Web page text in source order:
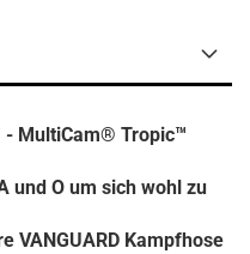
- MultiCam® Tropic™
und O um sich wohl zu
VANGUARD Kampfhose